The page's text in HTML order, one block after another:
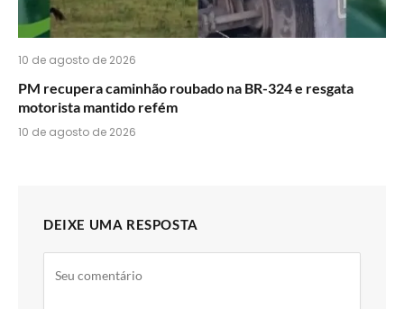
10 de agosto de 2026
PM recupera caminhão roubado na BR-324 e resgata
motorista mantido refém
10 de agosto de 2026
DEIXE UMA RESPOSTA